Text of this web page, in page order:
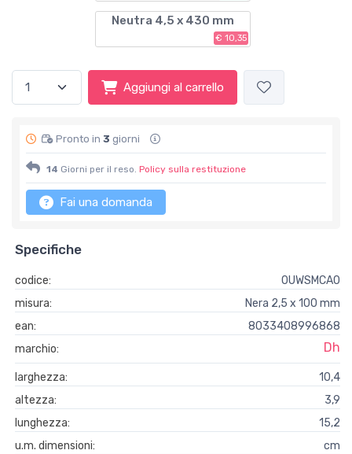
Neutra 4,5 x 430 mm
€ 10,35
Aggiungi al carrello
Pronto in 3 giorni
14 Giorni per il reso. Policy sulla restituzione
Fai una domanda
Specifiche
codice:
0UWSMCA0
misura:
Nera 2,5 x 100 mm
ean:
8033408996868
marchio:
Dh
larghezza:
10,4
altezza:
3,9
lunghezza:
15,2
u.m. dimensioni:
cm